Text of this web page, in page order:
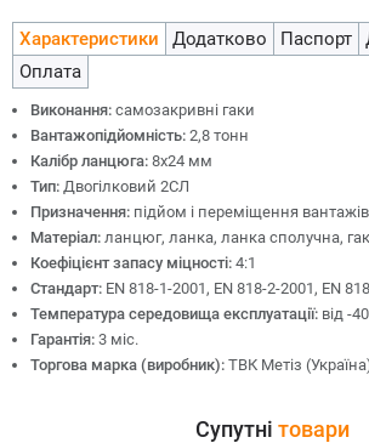
Характеристики Додатково Паспорт
Оплата
Виконання: самозакривні гаки
Вантажопідйомність: 2,8 тонн
Калібр ланцюга: 8х24 мм
Тип: Двогілковий 2СЛ
Призначення: підйом і переміщення вантажів
Матеріал: ланцюг, ланка, ланка сполучна, гак
Коефіцієнт запасу міцності: 4:1
Стандарт: EN 818-1-2001, EN 818-2-2001, EN
Температура середовища експлуатації: від -
Гарантія: 3 міс.
Торгова марка (виробник): ТВК Метіз
Супутні товари